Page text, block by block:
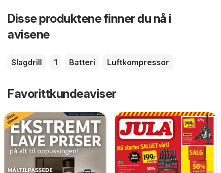
Disse produktene finner du nå i
avisene
Slagdrill 1 Batteri Luftkompressor
Favorittkundeaviser